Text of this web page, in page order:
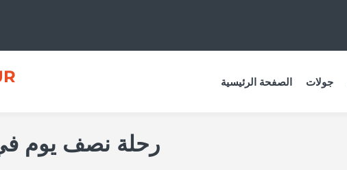
الصفحة الرئيسية جولات
رحلة نصف يوم